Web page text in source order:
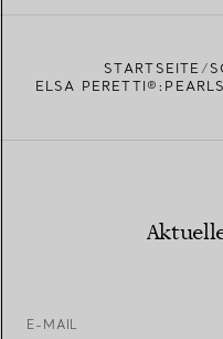
STARTSEITE
ELSA
E-MAIL